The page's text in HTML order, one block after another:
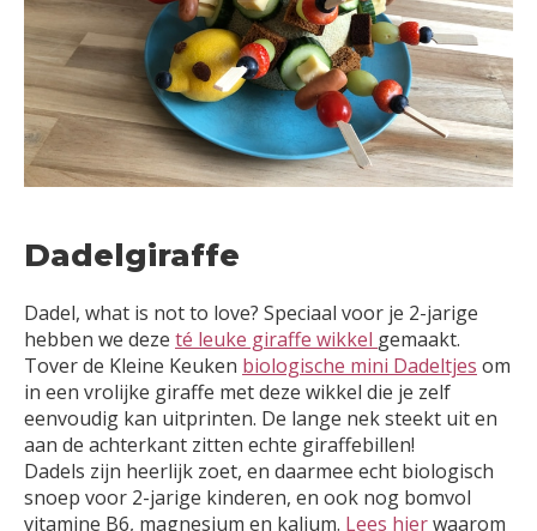
Dadelgiraffe
Dadel, what is not to love? Speciaal voor je 2-jarige
hebben we deze té leuke giraffe wikkel gemaakt.
Tover de Kleine Keuken biologische mini Dadeltjes om
in een vrolijke giraffe met deze wikkel die je zelf
eenvoudig kan uitprinten. De lange nek steekt uit en
aan de achterkant zitten echte giraffebillen!
Dadels zijn heerlijk zoet, en daarmee echt biologisch
snoep voor 2-jarige kinderen, en ook nog bomvol
vitamine B6, magnesium en kalium. Lees hierwaarom